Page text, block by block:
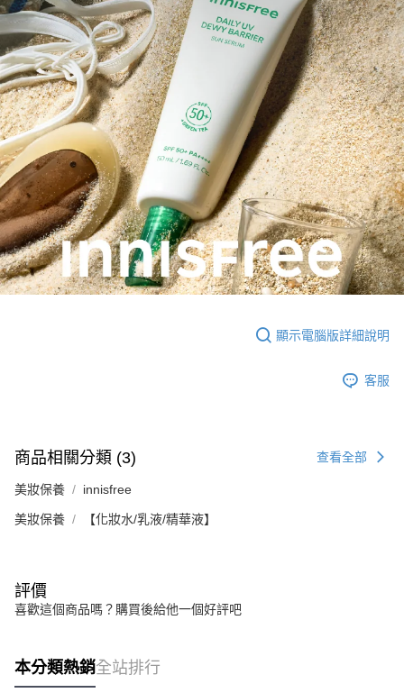
顯示電腦版詳細說明
客服
商品相關分類 (3) 查看全部
美妝保養 innisfree
美妝保養 【化妝水/乳液/精華液】
評價
喜歡這個商品嗎？購買後給他一個好評吧
本分類熱銷全站排行